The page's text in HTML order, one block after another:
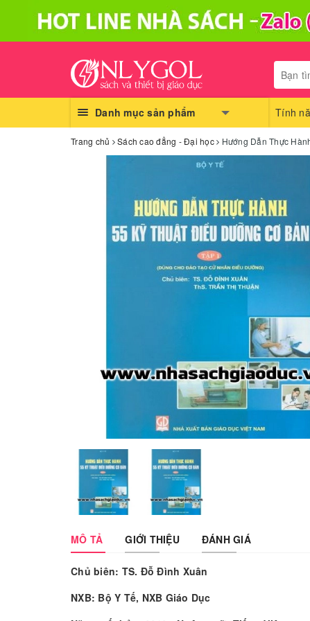
Danh mục sản phẩm Tính
Trang chủ Sách cao đẳng - Đại học Hướng Dẫn Thực
MÔ TẢ GIỚI THIỆU ĐÁNH GIÁ
Chủ biên: TS. Đỗ Đình Xuân
NXB: Bộ Y Tế, NXB Giáo Dục